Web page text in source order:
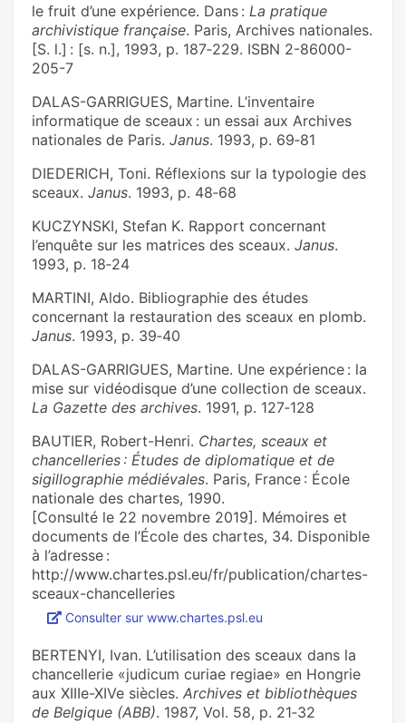
le fruit d’une expérience. Dans : La pratique
archivistique française. Paris, Archives nationales.
[S. l.] : [s. n.], 1993, p. 187‑229. ISBN 2-86000-
205-7
DALAS-GARRIGUES, Martine. L’inventaire
informatique de sceaux : un essai aux Archives
nationales de Paris. Janus. 1993, p. 69‑81
DIEDERICH, Toni. Réflexions sur la typologie des
sceaux. Janus. 1993, p. 48‑68
KUCZYNSKI, Stefan K. Rapport concernant
l’enquête sur les matrices des sceaux. Janus.
1993, p. 18‑24
MARTINI, Aldo. Bibliographie des études
concernant la restauration des sceaux en plomb.
Janus. 1993, p. 39‑40
DALAS-GARRIGUES, Martine. Une expérience : la
mise sur vidéodisque d’une collection de sceaux.
La Gazette des archives. 1991, p. 127‑128
BAUTIER, Robert-Henri. Chartes, sceaux et
chancelleries : Études de diplomatique et de
sigillographie médiévales. Paris, France : École
nationale des chartes, 1990.
[Consulté le 22 novembre 2019]. Mémoires et
documents de l’École des chartes, 34. Disponible
à l’adresse :
http://www.chartes.psl.eu/fr/publication/chartes-
sceaux-chancelleries
Consulter sur www.chartes.psl.eu
BERTENYI, Ivan. L’utilisation des sceaux dans la
chancellerie «judicum curiae regiae» en Hongrie
aux XIIIe-XIVe siècles. Archives et bibliothèques
de Belgique (ABB). 1987, Vol. 58, p. 21‑32